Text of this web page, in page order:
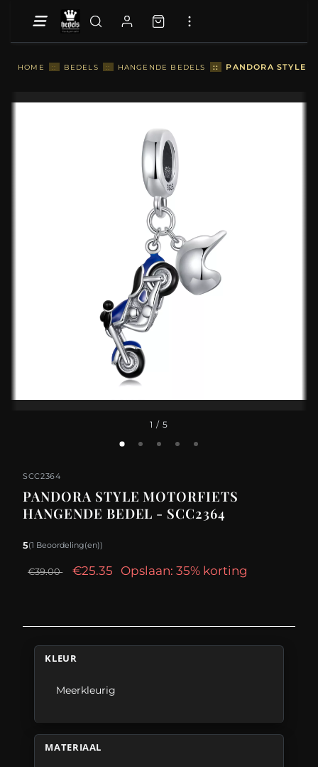
HOME :: BEDELS :: HANGENDE BEDELS :: PANDORA STYLE
1 / 5
SCC2364
PANDORA STYLE MOTORFIETS
HANGENDE BEDEL - SCC2364
5(1 Beoordeling(en))
€39.00 €25.35 Opslaan: 35% korting
KLEUR
Meerkleurig
MATERIAAL